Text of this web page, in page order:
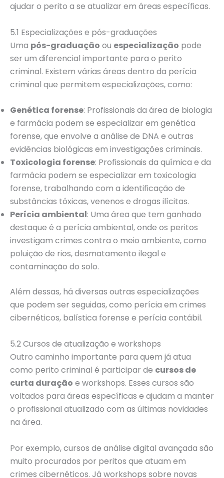
ajudar o perito a se atualizar em áreas específicas.
5.1 Especializações e pós-graduações
Uma pós-graduação ou especialização pode
ser um diferencial importante para o perito
criminal. Existem várias áreas dentro da perícia
criminal que permitem especializações, como:
Genética forense: Profissionais da área de biologia
e farmácia podem se especializar em genética
forense, que envolve a análise de DNA e outras
evidências biológicas em investigações criminais.
Toxicologia forense: Profissionais da química e da
farmácia podem se especializar em toxicologia
forense, trabalhando com a identificação de
substâncias tóxicas, venenos e drogas ilícitas.
Perícia ambiental: Uma área que tem ganhado
destaque é a perícia ambiental, onde os peritos
investigam crimes contra o meio ambiente, como
poluição de rios, desmatamento ilegal e
contaminação do solo.
Além dessas, há diversas outras especializações
que podem ser seguidas, como perícia em crimes
cibernéticos, balística forense e perícia contábil.
5.2 Cursos de atualização e workshops
Outro caminho importante para quem já atua
como perito criminal é participar de cursos de
curta duração e workshops. Esses cursos são
voltados para áreas específicas e ajudam a manter
o profissional atualizado com as últimas novidades
na área.
Por exemplo, cursos de análise digital avançada são
muito procurados por peritos que atuam em
crimes cibernéticos. Já workshops sobre novas